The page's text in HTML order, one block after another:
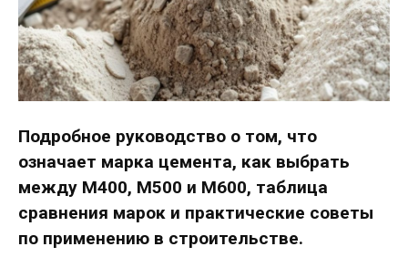
Подробное руководство о том, что
означает марка цемента, как выбрать
между М400, М500 и М600, таблица
сравнения марок и практические советы
по применению в строительстве.